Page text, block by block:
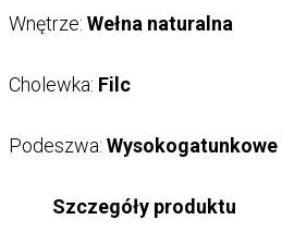
Wnętrze: Wełna naturalna
Cholewka: Filc
Podeszwa:
Szczegóły produktu